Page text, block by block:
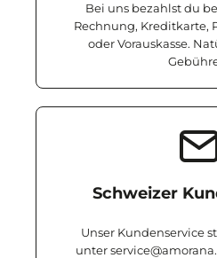
Bei uns bezahlst du
Rechnung, Kreditkarte,
oder Vorauskasse.
Schweizer
Unser Kundenservice
unter